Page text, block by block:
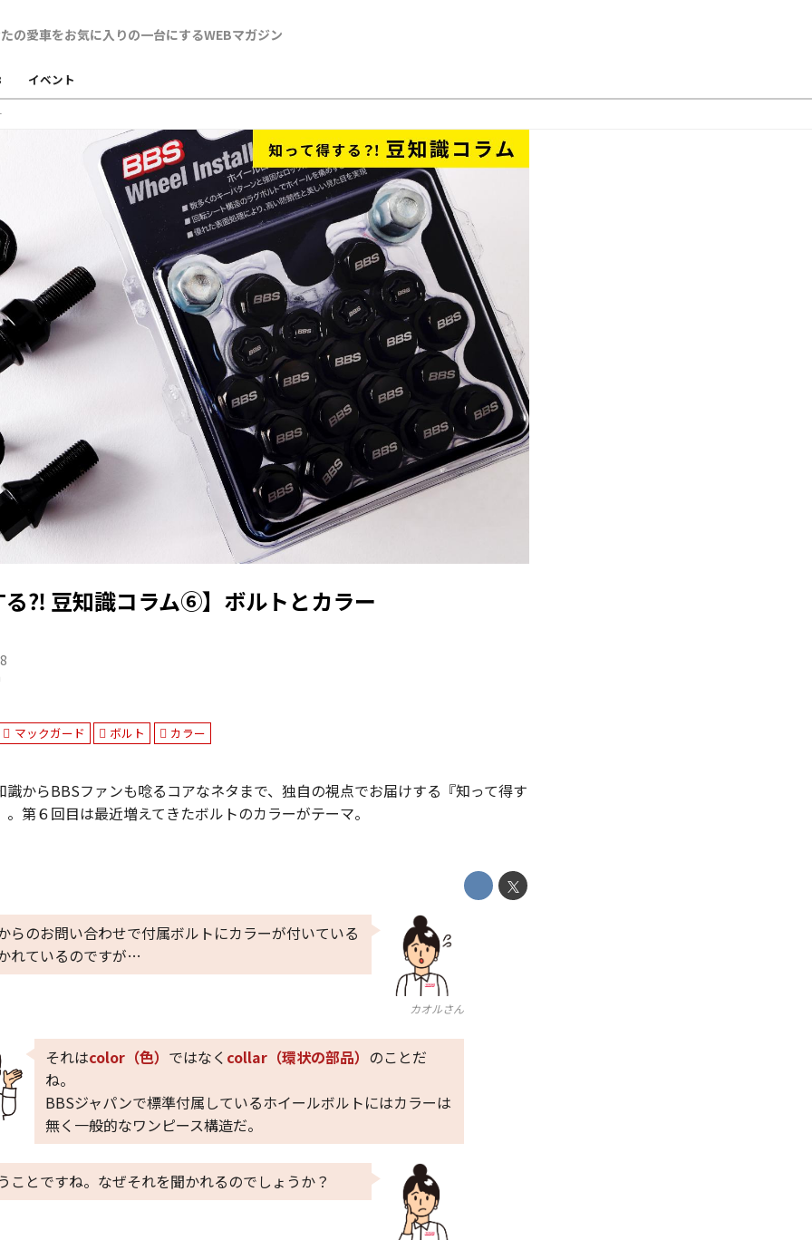
イベント
る⁈ 豆知識コラム⑥】ボルトとカラー
マックガード ボルト カラー
識からBBSファンも唸るコアなネタまで、独自の視点でお届けする『知って得す
第６回目は最近増えてきたボルトのカラーがテーマ。
カオルさん
らのお問い合わせで付属ボルトにカラーが付いている
れているのですが…
それはcolor（色） ではなく collar（環状の部品） のことだ
ね。
BBSジャパンで標準付属しているホイールボルトにはカラーは
無く一般的なワンピース構造だ。
ことですね。なぜそれを聞かれるのでしょうか？